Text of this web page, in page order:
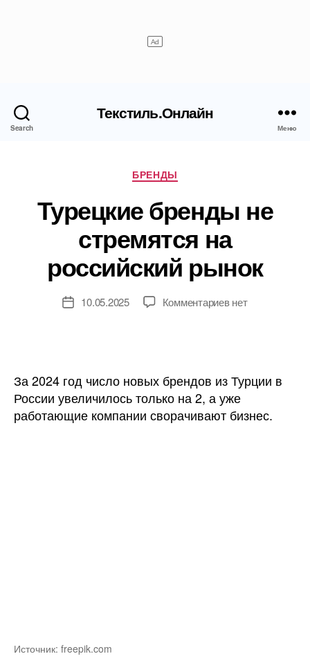
Search
Текстиль.Онлайн
Меню
Рубрики
БРЕНДЫ
Турецкие бренды не
стремятся на
российский рынок
Дата10.05.2025 Комментариевк
стремятся
на
российский
рынок
нет
За 2024 год число новых брендов из Турции в
России увеличилось только на 2, а уже
работающие компании сворачивают бизнес.
Источник: freepik.com